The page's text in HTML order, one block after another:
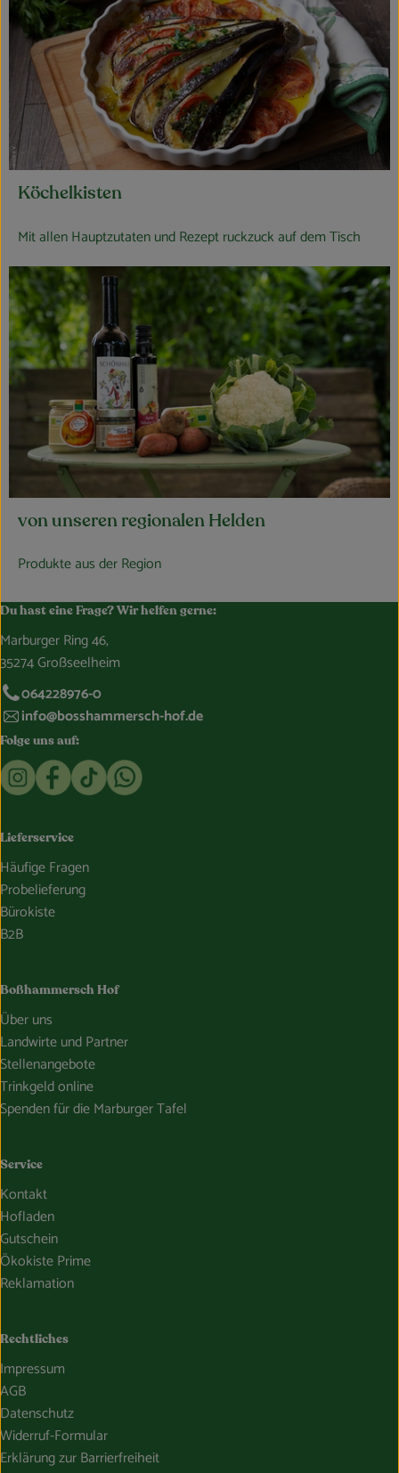
Köchelkisten
Mit allen Hauptzutaten und Rezept ruckzuck auf dem Tisch
von unseren regionalen Helden
Produkte aus der Region
Du hast eine Frage? Wir helfen gerne:
Marburger Ring 46,
35274 Großseelheim
064228976-0
info@bosshammersch-hof.de
Folge uns auf:
Externer Link zu https://www.instagram.com/
Externer Link zu https://www.facebook.com/
Externer Link zu https://www.tiktok.com/
Externer Link zu https://whatsapp.com/
Lieferservice
Häufige Fragen
Probelieferung
Bürokiste
B2B
Boßhammersch Hof
Über uns
Landwirte und Partner
Stellenangebote
Trinkgeld online
Spenden für die Marburger Tafel
Service
Kontakt
Hofladen
Gutschein
Ökokiste Prime
Reklamation
Rechtliches
Impressum
AGB
Datenschutz
Widerruf-Formular
Erklärung zur Barrierfreiheit